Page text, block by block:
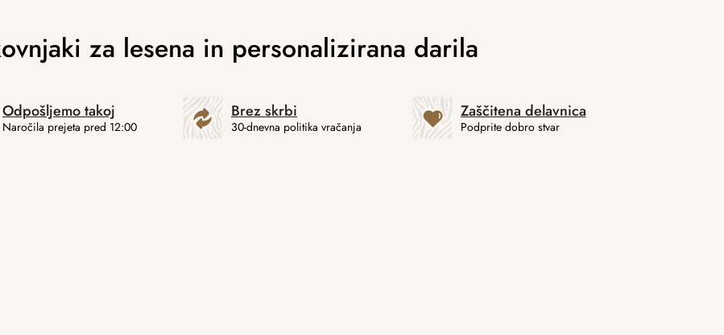
Odpošljemo takoj
Naročila prejeta pred 12:00
Brez skrbi
30-dnevna politika vračanja
Zaščitena delavnica
Podprite dobro stvar